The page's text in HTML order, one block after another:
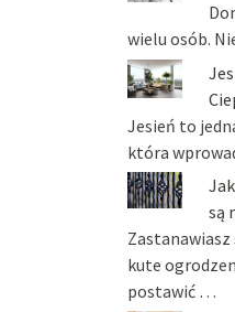
wielu osób.
Jesień to
która
są
kute
postawić …